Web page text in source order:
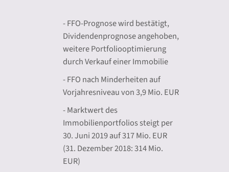
- FFO-Prognose wird bestätigt,
Dividendenprognose angehoben,
weitere Portfoliooptimierung
durch Verkauf einer Immobilie
- FFO nach Minderheiten auf
Vorjahresniveau von 3,9 Mio. EUR
- Marktwert des
Immobilienportfolios steigt per
30. Juni 2019 auf 317 Mio. EUR
(31. Dezember 2018: 314 Mio.
EUR)